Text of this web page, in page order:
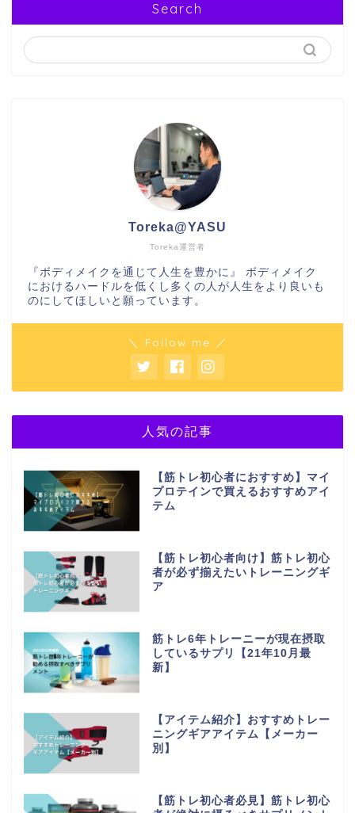
Search
Toreka運営者
Toreka@YASU
『ボディメイクを通じて人生を豊かに』 ボディメイク
におけるハードルを低くし多くの人が人生をより良いも
のにしてほしいと願っています。
＼ Follow me ／
人気の記事
【筋トレ初心者におすすめ】マイ
プロテインで買えるおすすめアイ
テム
【筋トレ初心者向け】筋トレ初心
者が必ず揃えたいトレーニングギ
ア
筋トレ6年トレーニーが現在摂取
しているサプリ【21年10月最
新】
【アイテム紹介】おすすめトレー
ニングギアアイテム【メーカー
別】
【筋トレ初心者必見】筋トレ初心